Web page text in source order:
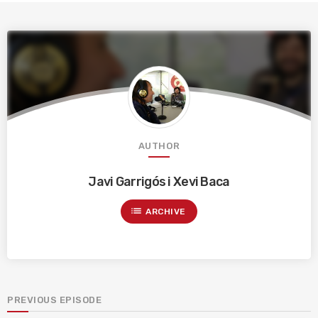
AUTHOR
Javi Garrigós i Xevi Baca
list ARCHIVE
PREVIOUS EPISODE